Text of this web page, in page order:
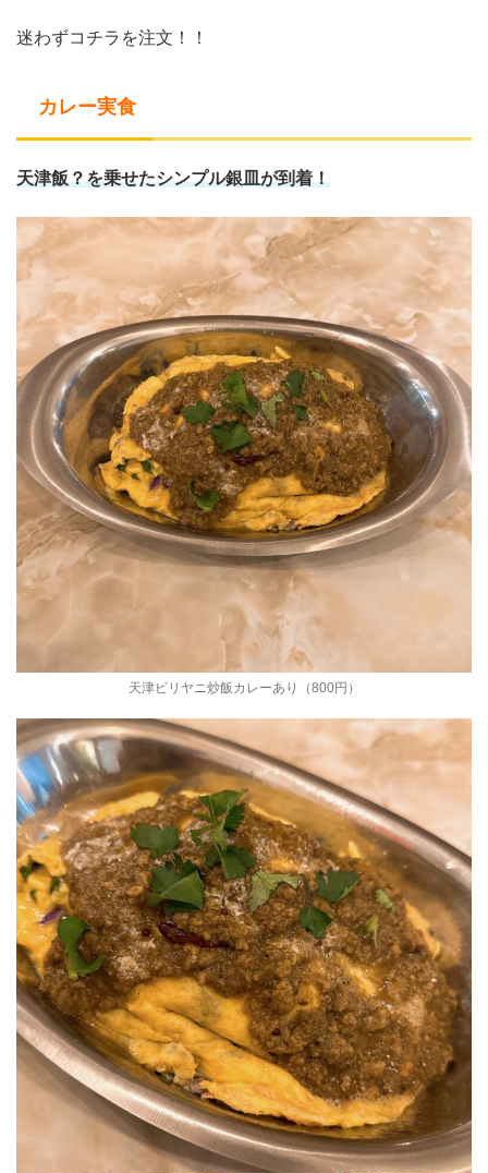
迷わずコチラを注文！！
カレー実食
天津飯？を乗せたシンプル銀皿が到着！
天津ビリヤニ炒飯カレーあり（800円）